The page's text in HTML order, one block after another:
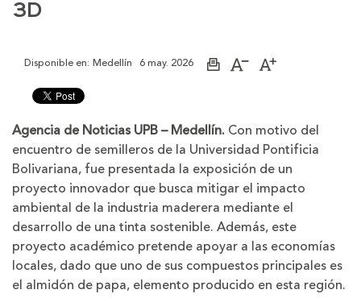
3D
Disponible en: Medellín 6 may. 2026
ImprimirAumentar
letra
Disminuir
letra
Agencia de Noticias UPB – Medellín. Con motivo del
encuentro de semilleros de la Universidad Pontificia
Bolivariana, fue presentada la exposición de un
proyecto innovador que busca mitigar el impacto
ambiental de la industria maderera mediante el
desarrollo de una tinta sostenible. Además, este
proyecto académico pretende apoyar a las economías
locales, dado que uno de sus compuestos principales es
el almidón de papa, elemento producido en esta región.